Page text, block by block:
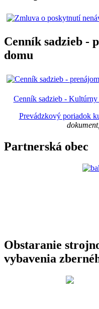
Cenník sadzieb -
domu
Cenník sadzieb -
Prevádzkový poriadok
Partnerská obec
Obstaranie
vybavenia